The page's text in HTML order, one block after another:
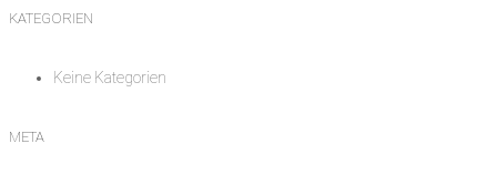
KATEGORIEN
Keine Kategorien
META